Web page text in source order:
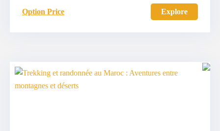
Option Price Explore